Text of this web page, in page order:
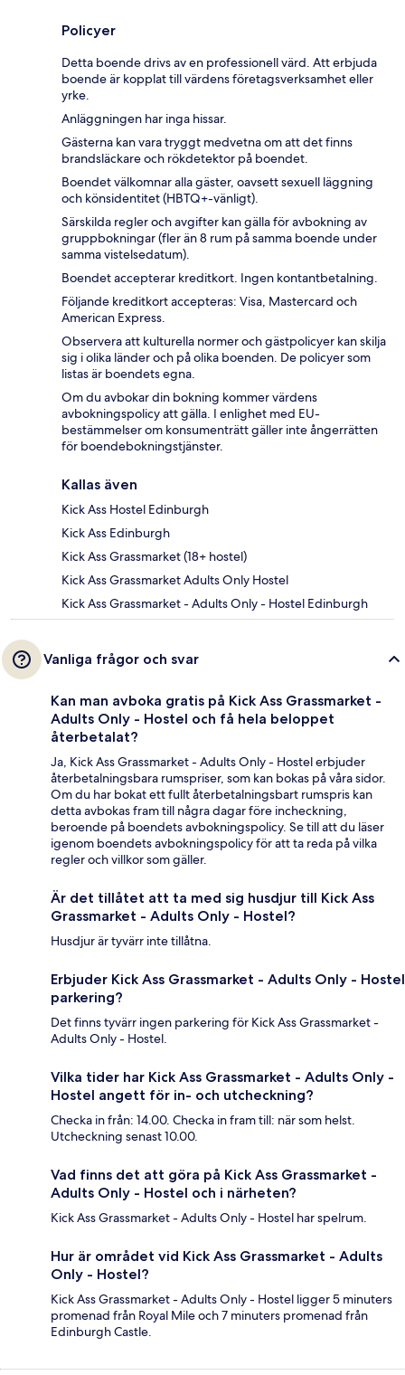
Policyer
Detta boende drivs av en professionell värd. Att erbjuda
boende är kopplat till värdens företagsverksamhet eller
yrke.
Anläggningen har inga hissar.
Gästerna kan vara tryggt medvetna om att det finns
brandsläckare och rökdetektor på boendet.
Boendet välkomnar alla gäster, oavsett sexuell läggning
och könsidentitet (HBTQ+-vänligt).
Särskilda regler och avgifter kan gälla för avbokning av
gruppbokningar (fler än 8 rum på samma boende under
samma vistelsedatum).
Boendet accepterar kreditkort. Ingen kontantbetalning.
Följande kreditkort accepteras: Visa, Mastercard och
American Express.
Observera att kulturella normer och gästpolicyer kan skilja
sig i olika länder och på olika boenden. De policyer som
listas är boendets egna.
Om du avbokar din bokning kommer värdens
avbokningspolicy att gälla. I enlighet med EU-
bestämmelser om konsumenträtt gäller inte ångerrätten
för boendebokningstjänster.
Kallas även
Kick Ass Hostel Edinburgh
Kick Ass Edinburgh
Kick Ass Grassmarket (18+ hostel)
Kick Ass Grassmarket Adults Only Hostel
Kick Ass Grassmarket - Adults Only - Hostel Edinburgh
Vanliga frågor och svar
Kan man avboka gratis på Kick Ass Grassmarket -
Adults Only - Hostel och få hela beloppet
återbetalat?
Ja, Kick Ass Grassmarket - Adults Only - Hostel erbjuder
återbetalningsbara rumspriser, som kan bokas på våra sidor.
Om du har bokat ett fullt återbetalningsbart rumspris kan
detta avbokas fram till några dagar före incheckning,
beroende på boendets avbokningspolicy. Se till att du läser
igenom boendets avbokningspolicy för att ta reda på vilka
regler och villkor som gäller.
Är det tillåtet att ta med sig husdjur till Kick Ass
Grassmarket - Adults Only - Hostel?
Husdjur är tyvärr inte tillåtna.
Erbjuder Kick Ass Grassmarket - Adults Only - Hostel
parkering?
Det finns tyvärr ingen parkering för Kick Ass Grassmarket -
Adults Only - Hostel.
Vilka tider har Kick Ass Grassmarket - Adults Only -
Hostel angett för in- och utcheckning?
Checka in från: 14.00. Checka in fram till: när som helst.
Utcheckning senast 10.00.
Vad finns det att göra på Kick Ass Grassmarket -
Adults Only - Hostel och i närheten?
Kick Ass Grassmarket - Adults Only - Hostel har spelrum.
Hur är området vid Kick Ass Grassmarket - Adults
Only - Hostel?
Kick Ass Grassmarket - Adults Only - Hostel ligger 5 minuters
promenad från Royal Mile och 7 minuters promenad från
Edinburgh Castle.